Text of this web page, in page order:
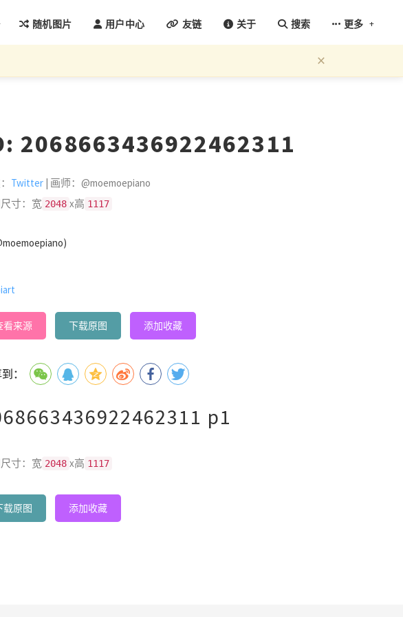
随机图片 用户中心 友链 关于 搜索 更多 +
×
2068663436922462311
Twitter | 画师：@moemoepiano
寸：宽 2048 x高 1117
看来源 下载原图 添加收藏
：
p1
寸：宽 2048 x高 1117
载原图 添加收藏